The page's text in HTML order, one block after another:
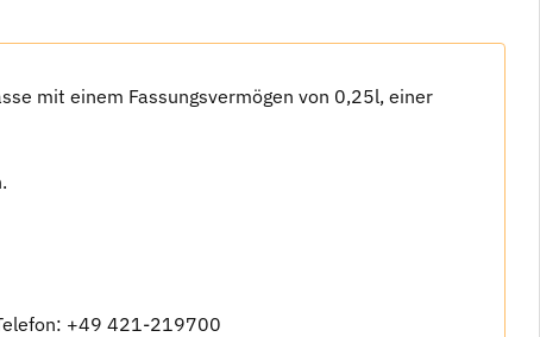
mit einem Fassungsvermögen von 0,25l, einer
+49 421-219700